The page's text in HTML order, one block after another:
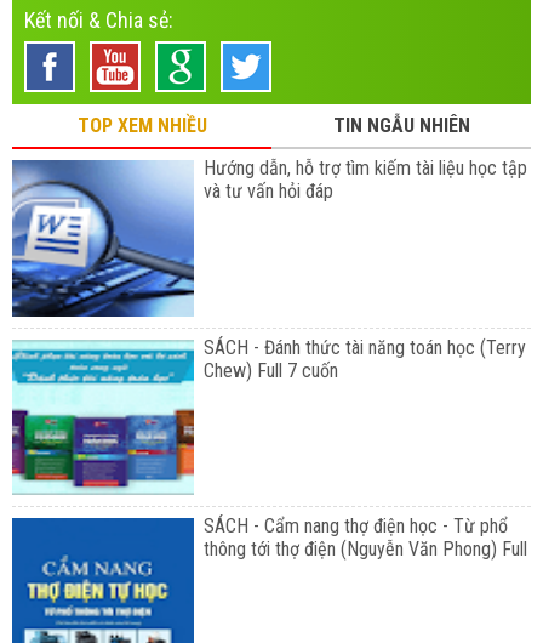
Kết nối & Chia sẻ:
TOP XEM NHIỀU
TIN NGẪU NHIÊN
Hướng dẫn, hỗ trợ tìm kiếm tài liệu học tập
và tư vấn hỏi đáp
SÁCH - Đánh thức tài năng toán học (Terry
Chew) Full 7 cuốn
SÁCH - Cẩm nang thợ điện học - Từ phổ
thông tới thợ điện (Nguyễn Văn Phong) Full